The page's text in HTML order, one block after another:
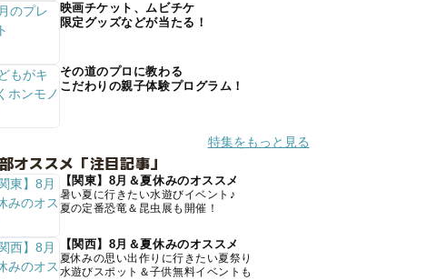
映画チケット、ムビチケ
限定グッズなどが当たる！
その道のプロに教わる
こだわりの親子体験プログラム！
特集をもっと見る
オススメ「注目記事」
【関東】8月＆夏休みのオススメ
暑い夏に行きたい水遊びイベント♪
夏の定番恐竜＆昆虫展も開催！
【関西】8月＆夏休みのオススメ
夏休みの思い出作りに行きたい夏祭り
水遊びスポット＆子供無料イベントも